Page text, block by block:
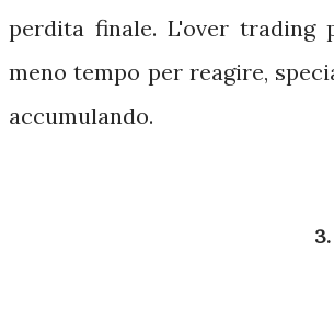
perdita finale. L'over trading
meno tempo per reagire,
accumulando.